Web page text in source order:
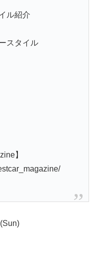
ル紹介
スタイル
】